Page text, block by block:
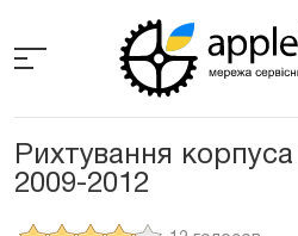
the
Рихтування
2009-2012